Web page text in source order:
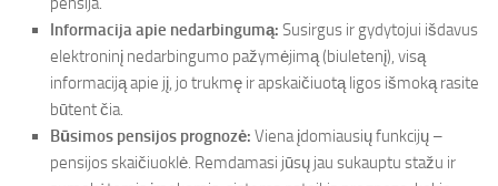
Informacija apie nedarbingumą: Susirgus ir gydytojui išdavus
elektroninį nedarbingumo pažymėjimą (biuletenį), visą
informaciją apie jį, jo trukmę ir apskaičiuotą ligos išmoką rasite
būtent čia.
Būsimos pensijos prognozė: Viena įdomiausių funkcijų –
pensijos skaičiuoklė. Remdamasi jūsų jau sukauptu stažu ir